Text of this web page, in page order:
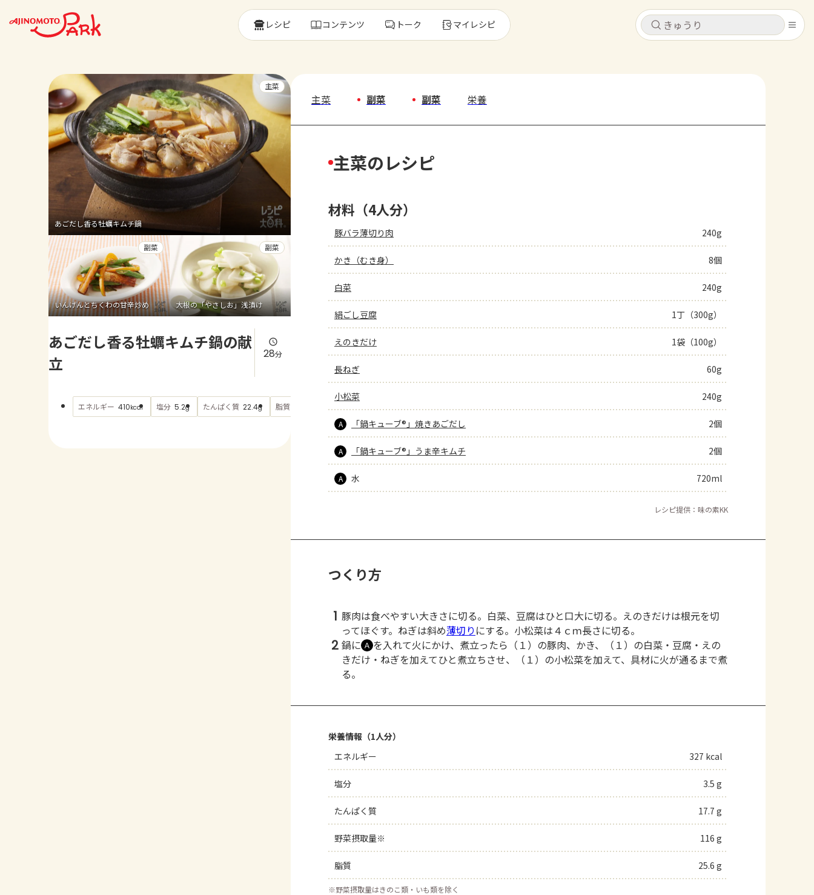
キャンセル
よくあるお問い合わせ
お買い物
キャンセル
レシピ コンテンツ トーク マイレシピ
あごだし香る牡蠣キムチ鍋
主菜
いんげんとちくわの甘辛炒め
副菜
大根の「やさしお」浅漬け
副菜
あごだし香る牡蠣キムチ鍋の献
立
28分
エネルギー 410kcal 塩分 5.2g たんぱく質 22.4g 脂質 もっと見る
主菜 副菜 副菜 栄養
主菜のレシピ
材料（4人分）
豚バラ薄切り肉 240g
かき（むき身） 8個
白菜 240g
絹ごし豆腐 1丁（300g）
えのきだけ 1袋（100g）
長ねぎ 60g
小松菜 240g
A 「鍋キューブ®」焼きあごだし 2個
A 「鍋キューブ®」うま辛キムチ 2個
A 水 720ml
レシピ提供：味の素KK
つくり方
1 豚肉は食べやすい大きさに切る。白菜、豆腐はひと口大に切る。えのきだけは根元を切
ってほぐす。ねぎは斜め薄切り にする。小松菜は４ｃｍ長さに切る。
2 鍋に Ａ を入れて火にかけ、煮立ったら（１）の豚肉、かき、（１）の白菜・豆腐・えの
きだけ・ねぎを加えてひと煮立ちさせ、（１）の小松菜を加えて、具材に火が通るまで煮
る。
栄養情報（1人分）
エネルギー
327 kcal
塩分 3.5 g
たんぱく質 17.7 g
野菜摂取量※ 116 g
脂質 25.6 g
※野菜摂取量はきのこ類・いも類を除く